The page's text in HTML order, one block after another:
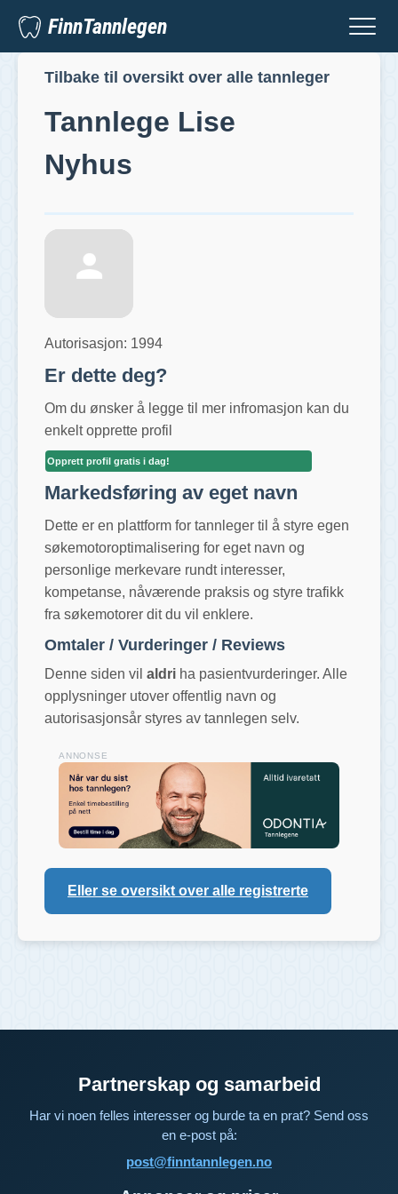
FinnTannlegen
Tilbake til oversikt over alle tannleger
Tannlege Lise
Nyhus
Autorisasjon: 1994
Er dette deg?
Om du ønsker å legge til mer infromasjon kan du
enkelt opprette profil
Opprett profil gratis i dag!
Markedsføring av eget navn
Dette er en plattform for tannleger til å styre egen
søkemotoroptimalisering for eget navn og
personlige merkevare rundt interesser,
kompetanse, nåværende praksis og styre trafikk
fra søkemotorer dit du vil enklere.
Omtaler / Vurderinger / Reviews
Denne siden vil aldri ha pasientvurderinger. Alle
opplysninger utover offentlig navn og
autorisasjonsår styres av tannlegen selv.
ANNONSE
Eller se oversikt over alle registrerte
Partnerskap og samarbeid
Har vi noen felles interesser og burde ta en prat? Send oss
en e-post på:
post@finntannlegen.no